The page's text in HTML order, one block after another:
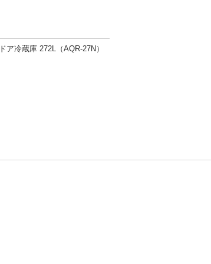
ア冷蔵庫 272L（AQR-27N）